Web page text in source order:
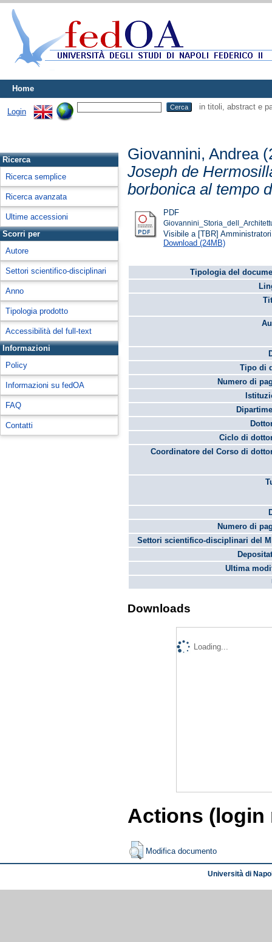
Home
Login
in titoli, abstract e
Ricerca
Ricerca semplice
Ricerca avanzata
Ultime accessioni
Scorri per
Autore
Settori scientifico-disciplinari
Anno
Tipologia prodotto
Accessibilità del full-text
Informazioni
Policy
Informazioni su fedOA
FAQ
Contatti
Giovannini, Andrea
Joseph de
borbonica al tempo
PDF
Visibile a [TBR]
Download (24MB)
Tipologia del
Tipo di
Numero di
Ciclo di
Coordinatore del Corso di
Numero di
Settori scientifico-disciplinari del
Ultima
Downloads
Loading...
Actions (login
Modifica documento
Università di